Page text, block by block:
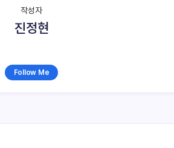
작성자
진정현
Follow Me